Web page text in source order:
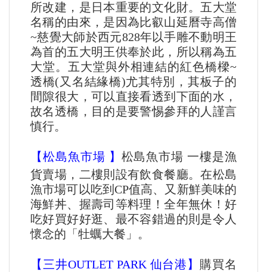
所改建，是日本重要的文化財。五大堂
名稱的由來，是因為比叡山延曆寺高僧
~慈覺大師於西元828年以手雕不動明王
為首的五大明王供奉於此，所以稱為五
大堂。五大堂與外相連結的紅色橋樑~
透橋(又名結緣橋)尤其特別，其板子的
間隙很大，可以直接看透到下面的水，
故名透橋，目的是要警惕參拜的人謹言
慎行。
【松島魚市場 】 松島魚市場 一樓是漁
貨賣場，二樓則設有飲食餐廳。在松島
漁市場可以吃到CP值高、又新鮮美味的
海鮮丼、握壽司等料理！全年無休！好
吃好買好好逛、最不容錯過的則是令人
懷念的「牡蠣大餐」。
【三井OUTLET PARK 仙台港】 購買名